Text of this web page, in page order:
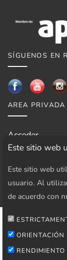
SÍGUENOS EN
AREA PRIVADA
Acceder
Este sitio web
Este sitio web
usuario. Al
de acuerdo con
ORIENTACIÓN
RENDIMIENTO